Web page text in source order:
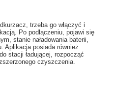
trzeba go włączyć i
Po podłączeniu, pojawi się
, stanie naładowania baterii,
Aplikacja posiada również
stacji ładującej, rozpocząć
czyszczenia.